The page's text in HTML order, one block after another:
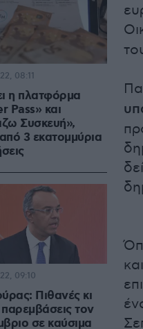
η πλατφόρμα
Pass» και
Συσκευή»,
3 εκατομμύρια
08:11
Πιθανές κι
τον
σε καύσιμα
09:10